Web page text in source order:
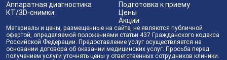
Аппаратная диагностика
КТ/3D-снимки
Подготовка к приему
Цены
Акции
Материалы и цены, размещенные на сайте, не являются публичной
офертой, определяемой положениями статьи 437 Гражданского кодекса
Российской Федерации. Предоставление услуг осуществляется на
основании договора об оказании медицинских услуг. Просьба перед
получением услуги уточнять цены у ответственных сотрудников клиники.